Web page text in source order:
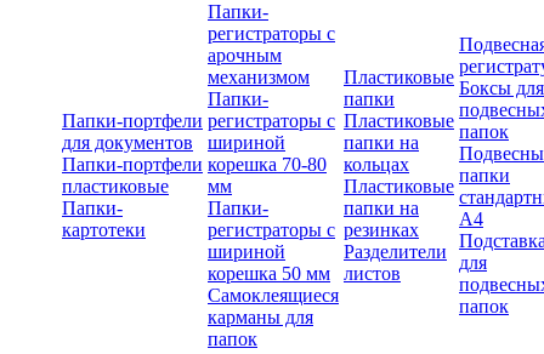
Папки-портфели
для документов
Папки-портфели
пластиковые
Папки-
картотеки
Папки-
регистраторы с
арочным
механизмом
Папки-
регистраторы с
шириной
корешка 70-80
мм
Папки-
регистраторы с
шириной
корешка 50 мм
Самоклеящиеся
карманы для
папок
Пластиковые
папки
Пластиковые
папки на
кольцах
Пластиковые
папки на
резинках
Разделители
листов
Боксы для
папок
папки
А4
для
папок